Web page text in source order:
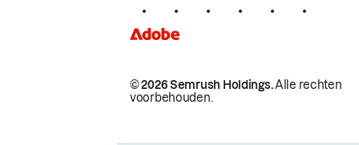
© 2026 Semrush Holdings.Alle rechten
voorbehouden.